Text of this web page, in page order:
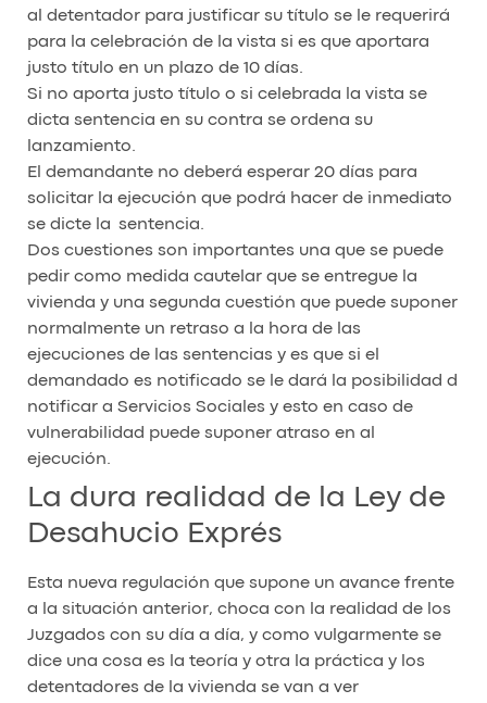
al detentador para justificar su título se le requerirá
para la celebración de la vista si es que aportara
justo título en un plazo de 10 días.
Si no aporta justo título o si celebrada la vista se
dicta sentencia en su contra se ordena su
lanzamiento.
El demandante no deberá esperar 20 días para
solicitar la ejecución que podrá hacer de inmediato
se dicte la sentencia.
Dos cuestiones son importantes una que se puede
pedir como medida cautelar que se entregue la
vivienda y una segunda cuestión que puede suponer
normalmente un retraso a la hora de las
ejecuciones de las sentencias y es que si el
demandado es notificado se le dará la posibilidad d
notificar a Servicios Sociales y esto en caso de
vulnerabilidad puede suponer atraso en al
ejecución.
La dura realidad de la Ley de
Desahucio Exprés
Esta nueva regulación que supone un avance frente
a la situación anterior, choca con la realidad de los
Juzgados con su día a día, y como vulgarmente se
dice una cosa es la teoría y otra la práctica y los
detentadores de la vivienda se van a ver